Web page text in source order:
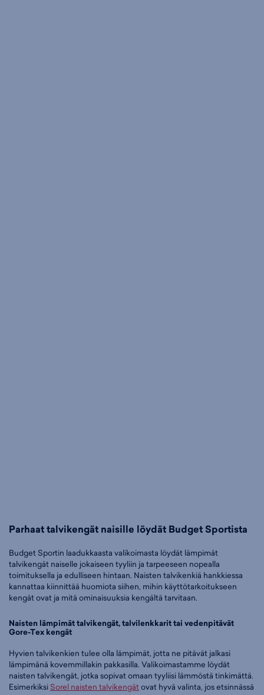
Parhaat talvikengät naisille löydät Budget Sportista
Budget Sportin laadukkaasta valikoimasta löydät lämpimät
talvikengät naiselle jokaiseen tyyliin ja tarpeeseen nopealla
toimituksella ja edulliseen hintaan. Naisten talvikenkiä hankkiessa
kannattaa kiinnittää huomiota siihen, mihin käyttötarkoitukseen
kengät ovat ja mitä ominaisuuksia kengältä tarvitaan.
Naisten lämpimät talvikengät, talvilenkkarit tai vedenpitävät
Gore-Tex kengät
Hyvien talvikenkien tulee olla lämpimät, jotta ne pitävät jalkasi
lämpimänä kovemmillakin pakkasilla. Valikoimastamme löydät
naisten talvikengät, jotka sopivat omaan tyyliisi lämmöstä tinkimättä.
Esimerkiksi Sorel naisten talvikengätovat hyvä valinta, jos etsinnässä